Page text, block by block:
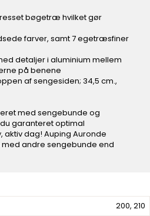
200, 210
bøgetræ hvilket gør
farver, samt 7 egetræsfiner
detaljer i aluminium mellem
på benene
af sengesiden; 34,5 cm.,
med sengebunde og
garanteret optimal
aktiv dag! Auping Auronde
andre sengebunde end